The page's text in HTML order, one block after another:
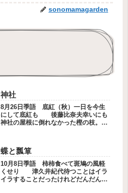
sonomamagarden
神社
8月26日季語 底紅（秋）一日を今生
にして底紅も 後藤比奈夫幸いにも
神社の屋根に倒れなかった樫の枝。枯
ようになりました。神主さんに神社は
明るい場所がいいと聞きました。榊
の...
蝶と瓢箪
10月8日季語 柿柿食べて斑鳩の風軽
くせり 津久井紀代待つことはイラ
イラすることだったけれどだんだんと